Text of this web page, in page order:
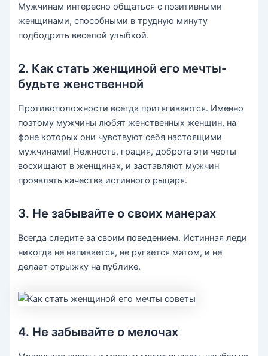
Мужчинам интересно общаться с позитивными
женщинами, способными в трудную минуту
подбодрить веселой улыбкой.
2. Как стать женщиной его мечты-
будьте женственной
Противоположности всегда притягиваются. Именно
поэтому мужчины любят женственных женщин, на
фоне которых они чувствуют себя настоящими
мужчинами! Нежность, грация, доброта эти черты
восхищают в женщинах, и заставляют мужчин
проявлять качества истинного рыцаря.
3. Не забывайте о своих манерах
Всегда следите за своим поведением. Истинная леди
никогда не напивается, не ругается матом, и не
делает отрыжку на публике.
4. Не забывайте о мелочах